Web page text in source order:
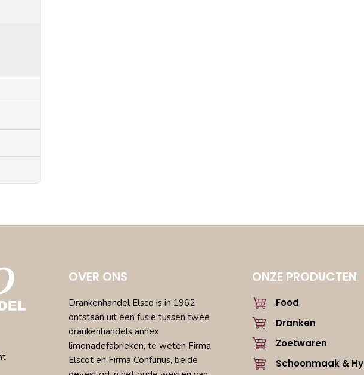
OVER ONS
Drankenhandel Elsco is in 1962
ontstaan uit een fusie tussen twee
drankenhandels annex
limonadefabrieken, te weten Firma
Elscot en Firma Confurius, beide
ONZE PRODUCTEN
Food
Dranken
Zoetwaren
Schoonmaak &